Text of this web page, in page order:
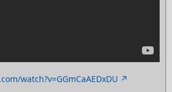
watch?v=GGmCaAEDxDU